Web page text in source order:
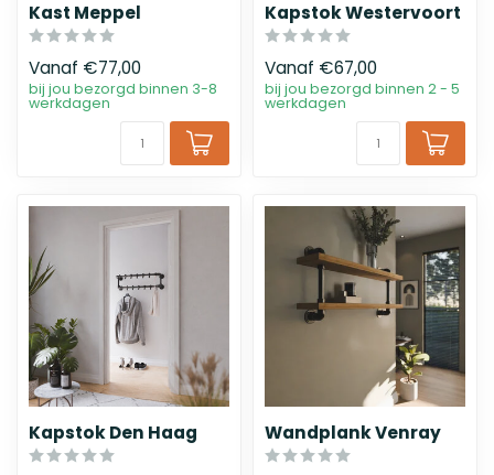
Kast Meppel
Vanaf €77,00
bij jou bezorgd binnen 3-8
werkdagen
Kapstok Westervoort
Vanaf €67,00
bij jou bezorgd binnen 2 - 5
werkdagen
Kapstok Den Haag Wandplank Venray